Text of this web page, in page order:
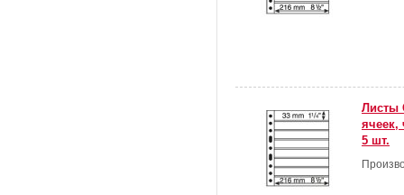
Листы
ячеек,
5 шт.